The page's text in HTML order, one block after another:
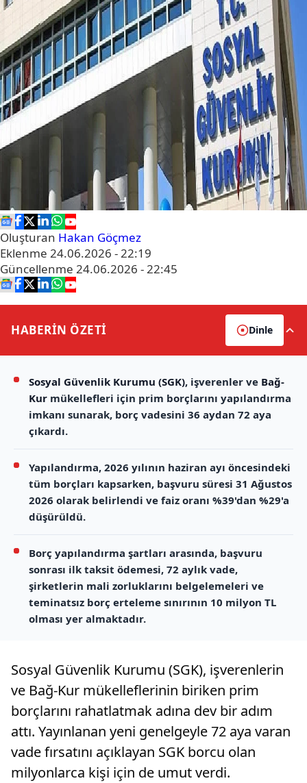
Oluşturan Hakan Göçmez
Eklenme 24.06.2026 - 22:19
Güncellenme 24.06.2026 - 22:45
HABERİN ÖZETİ Dinle
Sosyal Güvenlik Kurumu (SGK), işverenler ve Bağ-
Kur mükellefleri için prim borçlarını yapılandırma
imkanı sunarak, borç vadesini 36 aydan 72 aya
çıkardı.
Yapılandırma, 2026 yılının haziran ayı öncesindeki
tüm borçları kapsarken, başvuru süresi 31 Ağustos
2026 olarak belirlendi ve faiz oranı %39'dan %29'a
düşürüldü.
Borç yapılandırma şartları arasında, başvuru
sonrası ilk taksit ödemesi, 72 aylık vade,
şirketlerin mali zorluklarını belgelemeleri ve
teminatsız borç erteleme sınırının 10 milyon TL
olması yer almaktadır.
Sosyal Güvenlik Kurumu (SGK), işverenlerin
ve Bağ-Kur mükelleflerinin biriken prim
borçlarını rahatlatmak adına dev bir adım
attı. Yayınlanan yeni genelgeyle 72 aya varan
vade fırsatını açıklayan SGK borcu olan
milyonlarca kişi için de umut verdi.